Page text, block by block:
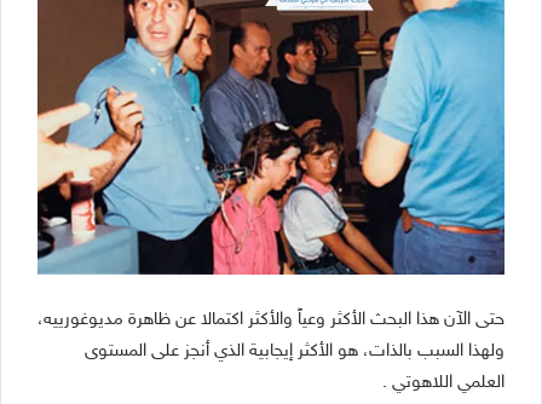
حتى الآن هذا البحث الأكثر وعياً والأكثر اكتمالا عن ظاهرة مديوغورييه،
ولهذا السبب بالذات، هو الأكثر إيجابية الذي أنجز على المستوى
العلمي اللاهوتي .